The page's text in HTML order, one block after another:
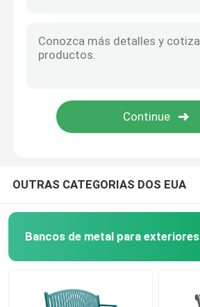
Bollardo ao ar livre
Proteção de árvores metálicas
OUTRAS CATEGORIAS DOS EUA
Bancos de metal para exteriores